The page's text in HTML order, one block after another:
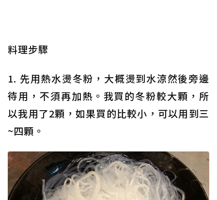
料理步驟
1. 先用熱水燙冬粉，大概燙到水涼然後旁邊
待用，不須再加熱。我買的冬粉較大顆，所
以我用了2顆，如果買的比較小，可以用到三
~四顆。